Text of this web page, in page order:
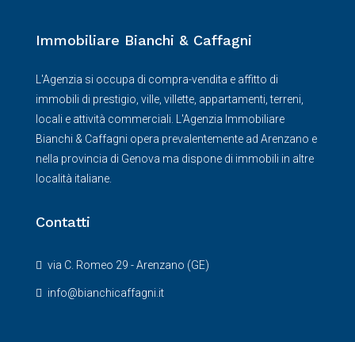
Immobiliare Bianchi & Caffagni
L'Agenzia si occupa di compra-vendita e affitto di
immobili di prestigio, ville, villette, appartamenti, terreni,
locali e attività commerciali. L'Agenzia Immobiliare
Bianchi & Caffagni opera prevalentemente ad Arenzano e
nella provincia di Genova ma dispone di immobili in altre
località italiane.
Contatti
via C. Romeo 29 - Arenzano (GE)
info@bianchicaffagni.it